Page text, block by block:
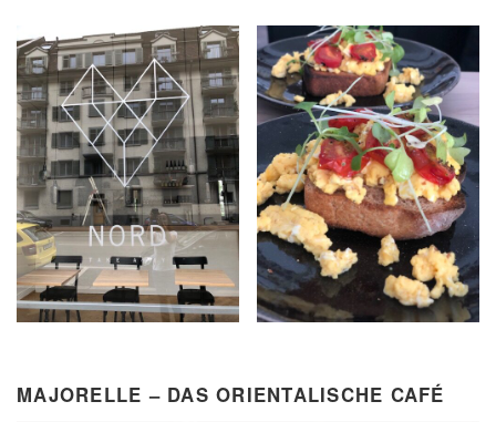
MAJORELLE – DAS ORIENTALISCHE CAFÉ